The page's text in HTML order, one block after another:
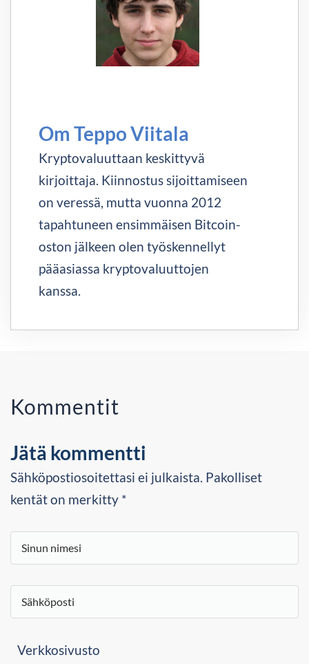
Om Teppo Viitala
Kryptovaluuttaan keskittyvä
kirjoittaja. Kiinnostus sijoittamiseen
on veressä, mutta vuonna 2012
tapahtuneen ensimmäisen Bitcoin-
oston jälkeen olen työskennellyt
pääasiassa kryptovaluuttojen
kanssa.
Kommentit
Jätä kommentti
Sähköpostiosoitettasi ei julkaista. Pakolliset
kentät on merkitty *
Verkkosivusto